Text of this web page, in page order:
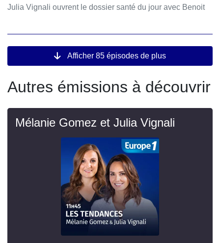
Julia Vignali ouvrent le dossier santé du jour avec Benoit
Afficher 85 épisodes de plus
Autres émissions à découvrir
Mélanie Gomez et Julia Vignali